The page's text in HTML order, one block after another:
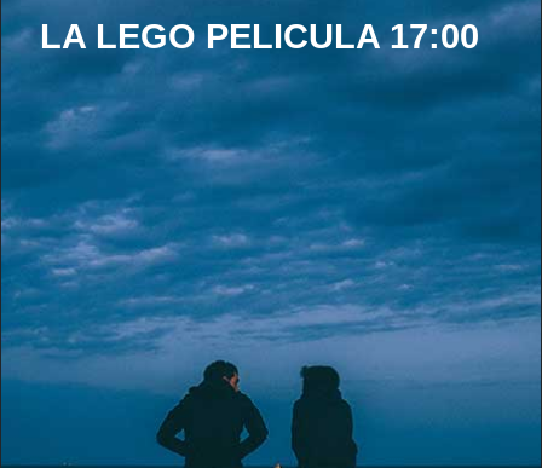
LA LEGO PELICULA 17:00